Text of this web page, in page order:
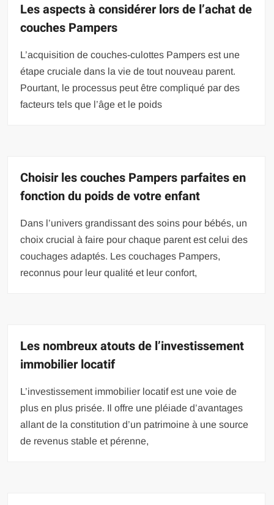
Les aspects à considérer lors de l’achat de
couches Pampers
L’acquisition de couches-culottes Pampers est une
étape cruciale dans la vie de tout nouveau parent.
Pourtant, le processus peut être compliqué par des
facteurs tels que l’âge et le poids
Choisir les couches Pampers parfaites en
fonction du poids de votre enfant
Dans l’univers grandissant des soins pour bébés, un
choix crucial à faire pour chaque parent est celui des
couchages adaptés. Les couchages Pampers,
reconnus pour leur qualité et leur confort,
Les nombreux atouts de l’investissement
immobilier locatif
L’investissement immobilier locatif est une voie de
plus en plus prisée. Il offre une pléiade d’avantages
allant de la constitution d’un patrimoine à une source
de revenus stable et pérenne,